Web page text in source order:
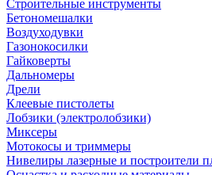
Строительные инструменты
Бетономешалки
Воздуходувки
Газонокосилки
Гайковерты
Дальномеры
Дрели
Клеевые пистолеты
Лобзики (электролобзики)
Миксеры
Мотокосы и триммеры
Нивелиры лазерные и построители